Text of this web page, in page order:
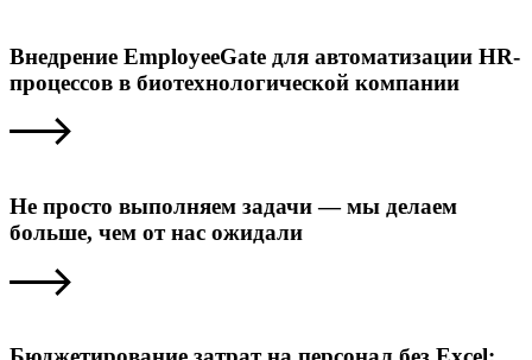
Внедрение EmployeeGate для автоматизации HR-
процессов в биотехнологической компании
Не просто выполняем задачи — мы делаем
больше, чем от нас ожидали